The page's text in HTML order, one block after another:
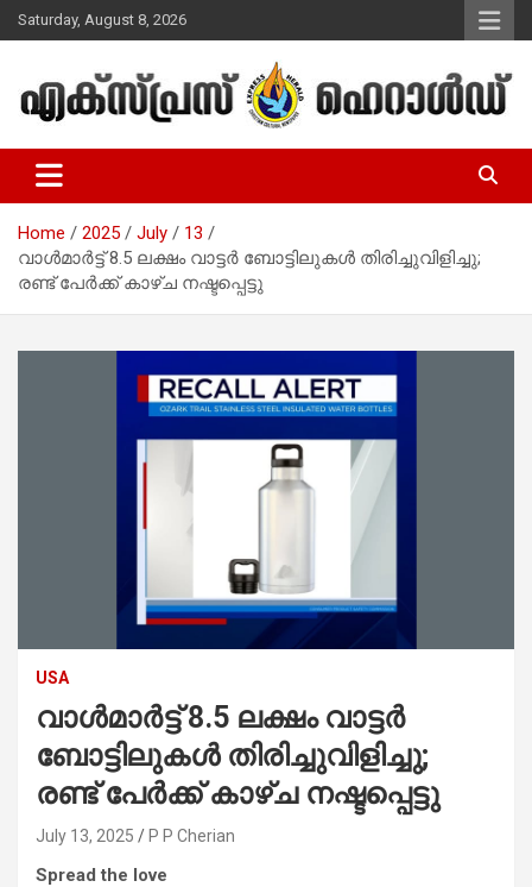
Skip
to
Saturday, August 8, 2026
Express Herald – Malayalam
Christian News
Home 2025 July
13
വാൾമാർട്ട് 8.5 ലക്ഷം വാട്ടർ ബോട്ടിലുകൾ തിരിച്ചുവിളിച്ചു;
രണ്ട് പേർക്ക് കാഴ്ച നഷ്ടപ്പെട്ടു
USA
വാൾമാർട്ട് 8.5 ലക്ഷം വാട്ടർ
ബോട്ടിലുകൾ തിരിച്ചുവിളിച്ചു;
രണ്ട് പേർക്ക് കാഴ്ച നഷ്ടപ്പെട്ടു
July 13, 2025 P P Cherian
Spread the love